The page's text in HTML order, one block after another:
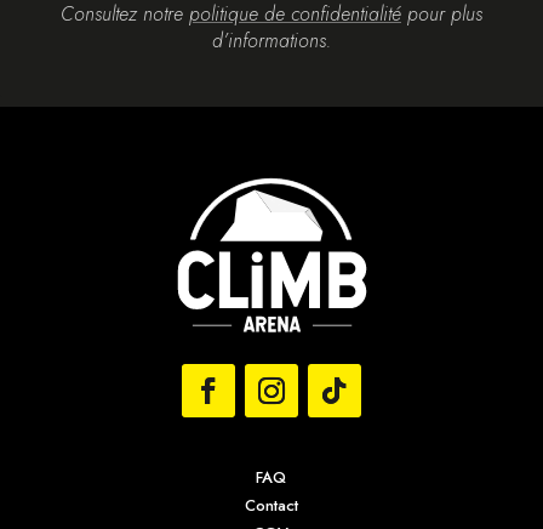
Consultez notre politique de confidentialité pour plus
d’informations.
FAQ
Contact